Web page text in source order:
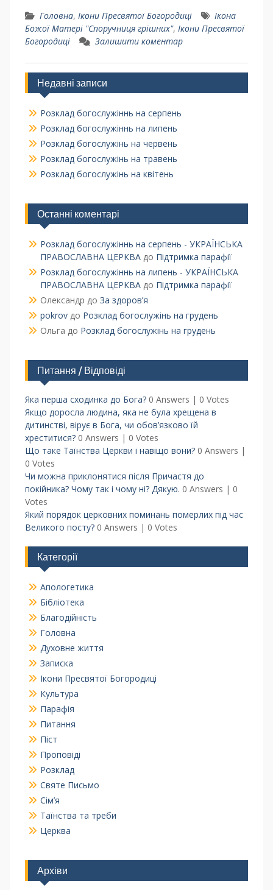
Головна, Ікони Пресвятої Богородиці
Ікона
Божої Матері "Споручниця грішних", Ікони Пресвятої
Богородиці
Залишити коментар
Недавні записи
Розклад богослужіннь на серпень
Розклад богослужіннь на липень
Розклад богослужінь на червень
Розклад богослужінь на травень
Розклад богослужінь на квітень
Останні коментарі
Розклад богослужіннь на серпень - УКРАЇНСЬКА
ПРАВОСЛАВНА ЦЕРКВАдо Підтримка парафії
Розклад богослужіннь на липень - УКРАЇНСЬКА
ПРАВОСЛАВНА ЦЕРКВАдо Підтримка парафії
Олександр до За здоров’я
pokrovдо Розклад богослужінь на грудень
Ольга до Розклад богослужінь на грудень
Питання / Відповіді
Яка перша сходинка до Бога? 0 Answers | 0 Votes
Якщо доросла людина, яка не була хрещена в
дитинстві, вірує в Бога, чи обов’язково їй
хреститися? 0 Answers | 0 Votes
Що таке Таїнства Церкви і навіщо вони? 0 Answers |
0 Votes
Чи можна приклонятися після Причастя до
покійника? Чому так і чому ні? Дякую. 0 Answers | 0
Votes
Який порядок церковних поминань померлих під час
Великого посту? 0 Answers | 0 Votes
Категорії
Апологетика
Бібліотека
Благодійність
Головна
Духовне життя
Записка
Ікони Пресвятої Богородиці
Культура
Парафія
Питання
Піст
Проповіді
Розклад
Святе Письмо
Сім’я
Таїнства та треби
Церква
Архіви